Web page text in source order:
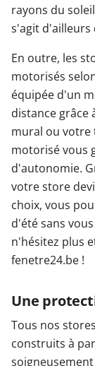
rayons du
s'agit
En outre, les
motorisés
équipée d'un
distance
mural ou votre
motorisé vous
d'autonomie.
votre store
choix, vous
d'été sans
n'hésitez plus
fenetre24.be !
Une
Tous nos
construits à